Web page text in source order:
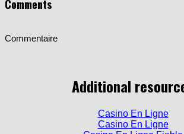
Additional resources
Casino En Ligne
Casino En Ligne Fiable